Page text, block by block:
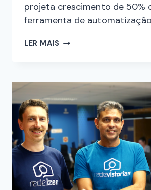
projeta crescimento de 50%
ferramenta de automatização
LER MAIS